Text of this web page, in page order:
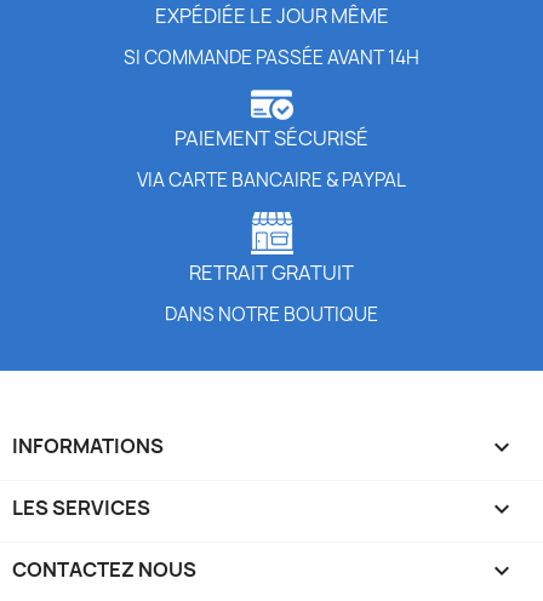
EXPÉDIÉE LE JOUR MÊME
SI COMMANDE PASSÉE AVANT 14H
PAIEMENT SÉCURISÉ
VIA CARTE BANCAIRE & PAYPAL
RETRAIT GRATUIT
DANS NOTRE BOUTIQUE
INFORMATIONS 
LES SERVICES 
CONTACTEZ NOUS keyboard_arrow_down